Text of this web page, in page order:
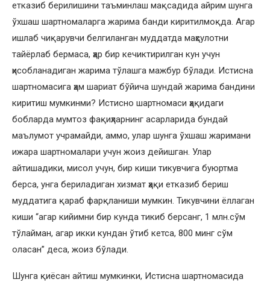
етказиб берилишини таъминлаш мақсадида айрим шунга
ўхшаш шартномаларга жарима банди киритилмоқда. Агар
ишлаб чиқарувчи белгиланган муддатда маҳсулотни
тайёрлаб бермаса, ҳар бир кечиктирилган кун учун
ҳисобланадиган жарима тўлашга мажбур бўлади. Истисна
шартномасига ҳам шариат бўйича шундай жарима бандини
киритиш мумкинми? Истисно шартномаси ҳақидаги
бобларда мумтоз фақиҳларнинг асарларида бундай
маълумот учрамайди, аммо, улар шунга ўхшаш жаримани
ижара шартномалари учун жоиз дейишган. Улар
айтишадики, мисол учун, бир киши тикувчига буюртма
берса, унга бериладиган хизмат ҳақи етказиб бериш
муддатига қараб фарқланиши мумкин. Тикувчини ёллаган
киши “агар кийимни бир кунда тикиб берсанг, 1 млн.сўм
тўлайман, агар икки кундан ўтиб кетса, 800 минг сўм
оласан” деса, жоиз бўлади.
Шунга қиёсан айтиш мумкинки, Истисна шартномасида